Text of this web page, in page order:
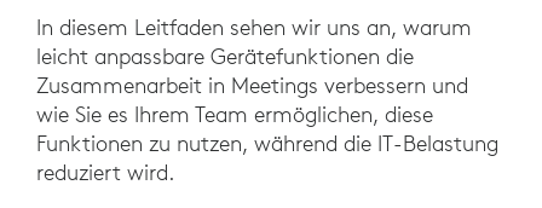
In diesem Leitfaden sehen wir uns an, warum
leicht anpassbare Gerätefunktionen die
Zusammenarbeit in Meetings verbessern und
wie Sie es Ihrem Team ermöglichen, diese
Funktionen zu nutzen, während die IT-Belastung
reduziert wird.